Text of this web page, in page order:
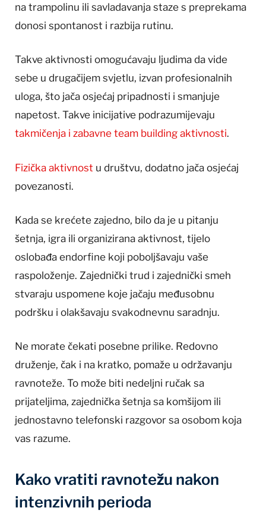
na trampolinu ili savladavanja staze s preprekama
donosi spontanost i razbija rutinu.
Takve aktivnosti omogućavaju ljudima da vide
sebe u drugačijem svjetlu, izvan profesionalnih
uloga, što jača osjećaj pripadnosti i smanjuje
napetost. Takve inicijative podrazumijevaju
takmičenja i zabavne team building aktivnosti.
Fizička aktivnost u društvu, dodatno jača osjećaj
povezanosti.
Kada se krećete zajedno, bilo da je u pitanju
šetnja, igra ili organizirana aktivnost, tijelo
oslobađa endorfine koji poboljšavaju vaše
raspoloženje. Zajednički trud i zajednički smeh
stvaraju uspomene koje jačaju međusobnu
podršku i olakšavaju svakodnevnu saradnju.
Ne morate čekati posebne prilike. Redovno
druženje, čak i na kratko, pomaže u održavanju
ravnoteže. To može biti nedeljni ručak sa
prijateljima, zajednička šetnja sa komšijom ili
jednostavno telefonski razgovor sa osobom koja
vas razume.
Kako vratiti ravnotežu nakon
intenzivnih perioda